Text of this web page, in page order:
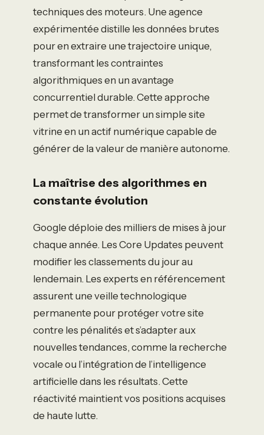
techniques des moteurs. Une agence
expérimentée distille les données brutes
pour en extraire une trajectoire unique,
transformant les contraintes
algorithmiques en un avantage
concurrentiel durable. Cette approche
permet de transformer un simple site
vitrine en un actif numérique capable de
générer de la valeur de manière autonome.
La maîtrise des algorithmes en
constante évolution
Google déploie des milliers de mises à jour
chaque année. Les Core Updates peuvent
modifier les classements du jour au
lendemain. Les experts en référencement
assurent une veille technologique
permanente pour protéger votre site
contre les pénalités et s’adapter aux
nouvelles tendances, comme la recherche
vocale ou l’intégration de l’intelligence
artificielle dans les résultats. Cette
réactivité maintient vos positions acquises
de haute lutte.